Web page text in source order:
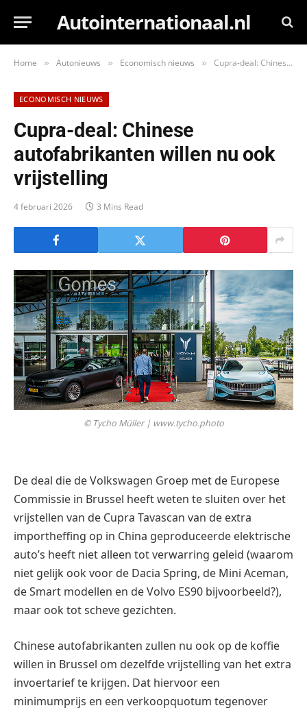
Autointernationaal.nl
Home » Autonieuws » Economisch nieuws » Cupra-deal: Chinese autofabrikanten willen nu ook vrijstelling
ECONOMISCH NIEUWS
Cupra-deal: Chinese
autofabrikanten willen nu ook
vrijstelling
4 februari 2026 3 Mins Read
© Tycho Müller | www.tycho.photo
De deal die de Volkswagen Groep met de Europese
Commissie in Brussel heeft weten te sluiten over het
vrijstellen van de Cupra Tavascan van de extra
importheffing op in China geproduceerde elektrische
auto’s heeft niet alleen tot verwarring geleid (waarom
niet gelijk ook voor de Dacia Spring, de Mini Aceman,
de Smart modellen en de Volvo ES90 bijvoorbeeld?),
maar ook tot scheve gezichten.
Chinese autofabrikanten zullen nu ook op de koffie
willen in Brussel om dezelfde vrijstelling van het extra
invoertarief te krijgen. Dat hiervoor een
minimumprijs en een verkoopquotum tegenover